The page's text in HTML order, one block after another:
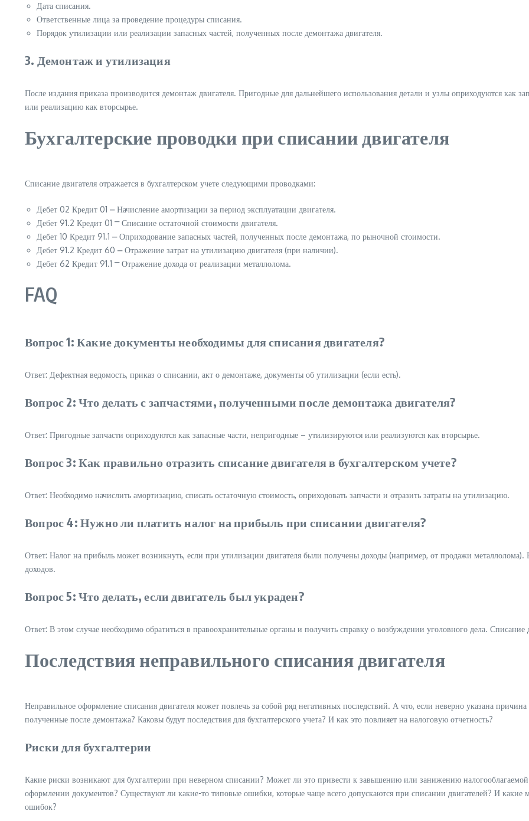
Дата списания.
Ответственные лица за проведение процедуры списания.
Порядок утилизации или реализации запасных частей, полученных после демонтажа двигателя.
3. Демонтаж и утилизация
После издания приказа производится демонтаж двигателя. Пригодные для дальнейшего использования детали и узлы оприходуются как
или реализацию как вторсырье.
Бухгалтерские проводки при списании двигателя
Списание двигателя отражается в бухгалтерском учете следующими проводками:
Дебет 02 Кредит 01 ⎼ Начисление амортизации за период эксплуатации двигателя.
Дебет 91.2 Кредит 01 ⎻ Списание остаточной стоимости двигателя.
Дебет 10 Кредит 91.1 ⎼ Оприходование запасных частей, полученных после демонтажа, по рыночной стоимости.
Дебет 91.2 Кредит 60 ⎼ Отражение затрат на утилизацию двигателя (при наличии).
Дебет 62 Кредит 91.1 ⎻ Отражение дохода от реализации металлолома.
FAQ
Вопрос 1: Какие документы необходимы для списания двигателя?
Ответ: Дефектная ведомость, приказ о списании, акт о демонтаже, документы об утилизации (если есть).
Вопрос 2: Что делать с запчастями, полученными после демонтажа двигателя?
Ответ: Пригодные запчасти оприходуются как запасные части, непригодные – утилизируются или реализуются как вторсырье.
Вопрос 3: Как правильно отразить списание двигателя в бухгалтерском учете?
Ответ: Необходимо начислить амортизацию, списать остаточную стоимость, оприходовать запчасти и отразить затраты на утилизацию.
Вопрос 4: Нужно ли платить налог на прибыль при списании двигателя?
Ответ: Налог на прибыль может возникнуть, если при утилизации двигателя были получены доходы (например, от продажи металлолома).
доходов.
Вопрос 5: Что делать, если двигатель был украден?
Ответ: В этом случае необходимо обратиться в правоохранительные органы и получить справку о возбуждении уголовного дела.
Последствия неправильного списания двигателя
Неправильное оформление списания двигателя может повлечь за собой ряд негативных последствий. А что, если неверно указана
полученные после демонтажа? Каковы будут последствия для бухгалтерского учета? И как это повлияет на налоговую отчетность?
Риски для бухгалтерии
Какие риски возникают для бухгалтерии при неверном списании? Может ли это привести к завышению или занижению
оформлении документов? Существуют ли какие-то типовые ошибки, которые чаще всего допускаются при списании двигателей? И какие
ошибок?